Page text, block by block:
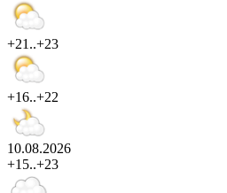
+21..+23
+16..+22
10.08.2026
+15..+23